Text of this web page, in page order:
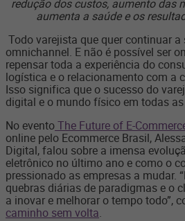
redução dos custos, aumento das
aumenta a saúde e os
Todo varejista que quer continuar a
omnichannel. E não é possível ser
repensar toda a experiência do
logística e o relacionamento com a
Isso significa que o sucesso do
digital e o mundo físico em todas
No eventoThe Future of E-
online pelo Ecommerce Brasil,
Digital, falou sobre a imensa
eletrônico no último ano e como o
pressionado as empresas a mudar.
quebras diárias de paradigmas e o
a inovar e melhorar o tempo todo”,
caminho sem volta.